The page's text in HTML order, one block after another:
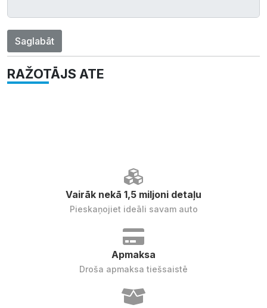
Saglabāt
RAŽOTĀJS ATE
Vairāk nekā 1,5 miljoni detaļu
Pieskaņojiet ideāli savam auto
Apmaksa
Droša apmaksa tiešsaistē